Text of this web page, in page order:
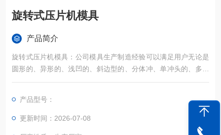
旋转式压片机模具
产品简介
旋转式压片机模具：公司模具生产制造经验可以满足用户无论是
圆形的、异形的、浅凹的、斜边型的、分体冲、单冲头的、多冲
头的、镀铬的、硬质合金的各种型式的具模等制作的需要。
产品型号：
更新时间：2026-07-08